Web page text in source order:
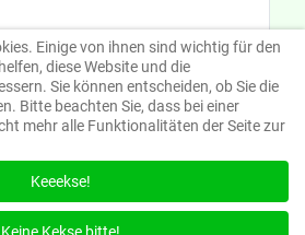
Einige von ihnen sind wichtig für den
diese Website und die
Sie können entscheiden, ob Sie die
Bitte beachten Sie, dass bei einer
mehr alle Funktionalitäten der Seite zur
Keeekse!